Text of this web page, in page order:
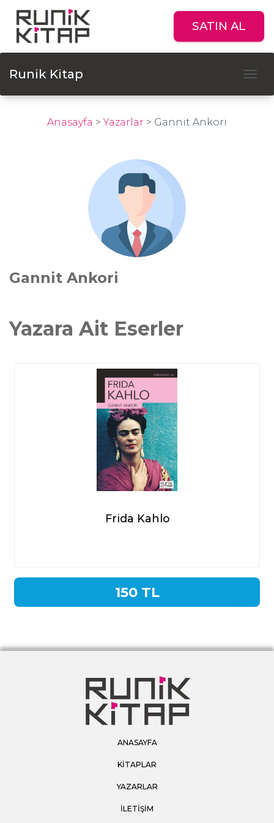
SATIN AL
Runik Kitap
Anasayfa >Yazarlar > Gannit Ankori
Gannit Ankori
Yazara Ait Eserler
Frida Kahlo
150 TL
ANASAYFA
KİTAPLAR
YAZARLAR
İLETİŞİM